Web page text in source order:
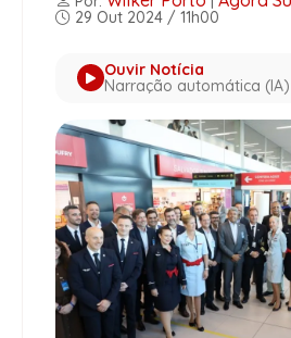
29 Out 2024 / 11h00
Ouvir Notícia
Narração automática (IA)